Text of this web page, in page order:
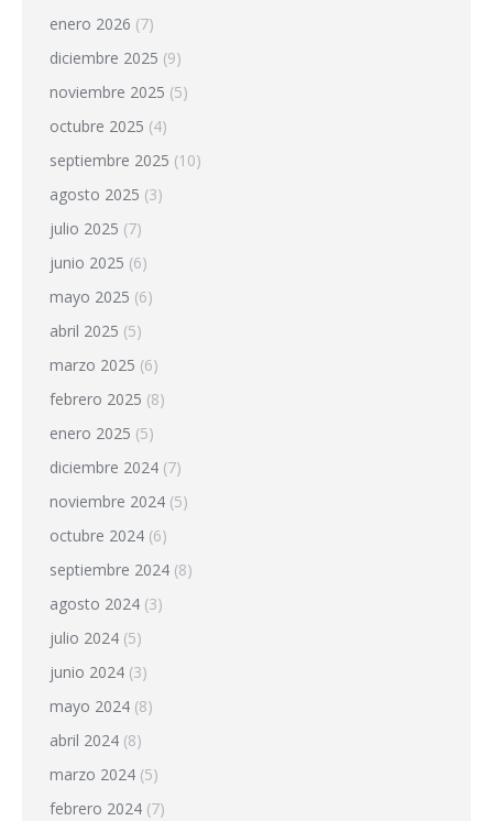
enero 2026 (7)
diciembre 2025 (9)
noviembre 2025 (5)
octubre 2025 (4)
septiembre 2025 (10)
agosto 2025 (3)
julio 2025 (7)
junio 2025 (6)
mayo 2025 (6)
abril 2025 (5)
marzo 2025 (6)
febrero 2025 (8)
enero 2025 (5)
diciembre 2024 (7)
noviembre 2024 (5)
octubre 2024 (6)
septiembre 2024 (8)
agosto 2024 (3)
julio 2024 (5)
junio 2024 (3)
mayo 2024 (8)
abril 2024 (8)
marzo 2024 (5)
febrero 2024 (7)